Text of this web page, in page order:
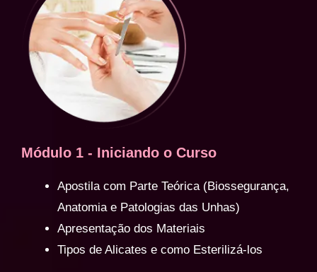
Módulo 1 - Iniciando o Curso
Apostila com Parte Teórica (Biossegurança,
Anatomia e Patologias das Unhas)
Apresentação dos Materiais
Tipos de Alicates e como Esterilizá-los